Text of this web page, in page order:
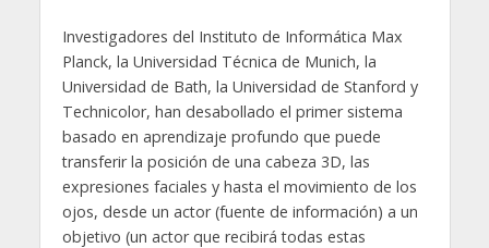
Investigadores del Instituto de Informática Max
Planck, la Universidad Técnica de Munich, la
Universidad de Bath, la Universidad de Stanford y
Technicolor, han desabollado el primer sistema
basado en aprendizaje profundo que puede
transferir la posición de una cabeza 3D, las
expresiones faciales y hasta el movimiento de los
ojos, desde un actor (fuente de información) a un
objetivo (un actor que recibirá todas estas